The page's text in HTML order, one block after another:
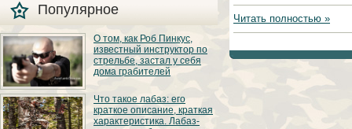
Популярное
О том, как Роб Пинкус,
известный инструктор по
стрельбе, застал у себя
дома грабителей
Вот вы всё говорите:
«В США круто, там
можно любого
постороннего в своём
Что такое лабаз: его
краткое описание, краткая
характеристика. Лабаз-
Читать полностью »